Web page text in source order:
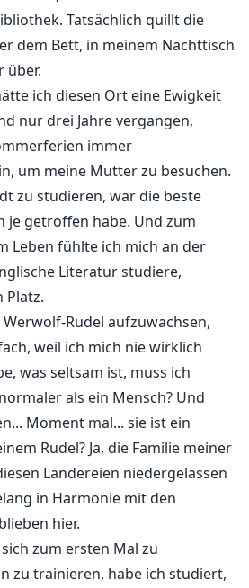
und sich ihre Blicke trafen, war
in ihre Seele sehen. Wird ihre
Jungfräulichkeit in den
von ihm genommen werden?
durchgemacht hat, wird sie
lange gehüteten Geheimnis
Tatsächlich quillt die
dem Bett, in meinem Nachttisch
über.
ich diesen Ort eine Ewigkeit
nur drei Jahre vergangen,
immer
um meine Mutter zu besuchen.
zu studieren, war die beste
je getroffen habe. Und zum
Leben fühlte ich mich an der
Literatur studiere,
Platz.
Rudel aufzuwachsen,
weil ich mich nie wirklich
was seltsam ist, muss ich
als ein Mensch? Und
Moment mal... sie ist ein
Rudel? Ja, die Familie meiner
Ländereien niedergelassen
in Harmonie mit den
hier.
zum ersten Mal zu
zu trainieren, habe ich studiert,